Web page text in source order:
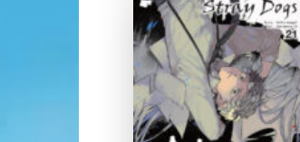
Ajouter
à la
wishlist